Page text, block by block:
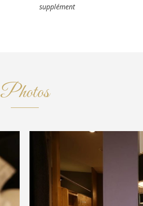
supplément
Photos